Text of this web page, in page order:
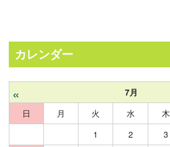
カレンダー
« 7月
日 月 火 水 木
1
2 3